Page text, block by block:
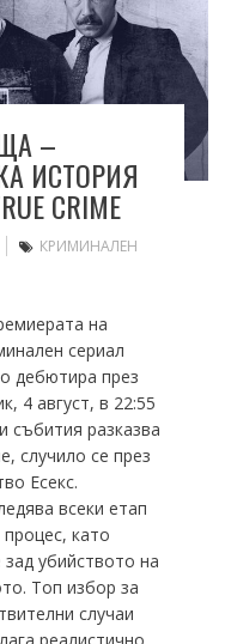
–
ИСТОРИЯ
CRIME
КРИМИНАЛЕН
на
сериал
дебютира през
4 август, в 22:55
събития разказва
случило се през
Есекс.
всеки етап
като
убийството на
Топ избор за
случаи